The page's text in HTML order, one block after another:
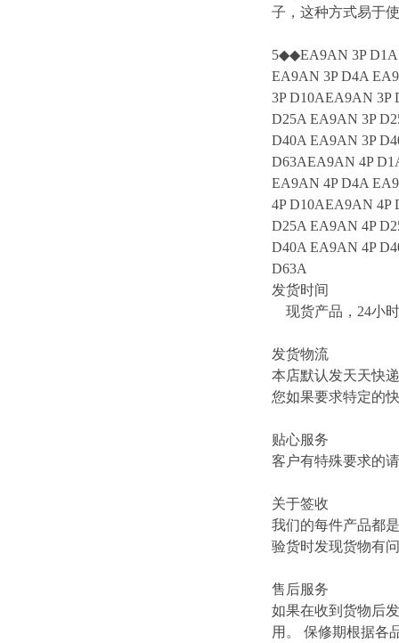
子，这种方式易于
5◆◆EA9AN 3P D1A
EA9AN 3P D4A
3P D10AEA9AN 3P
D25A EA9AN 3P
D40A EA9AN 3P
D63AEA9AN 4P
EA9AN 4P D4A
4P D10AEA9AN 4P
D25A EA9AN 4P
D40A EA9AN 4P
D63A
发货时间
现货产品，24小
发货物流
本店默认发天天快
您如果要求特定的
贴心服务
客户有特殊要求的
关于签收
我们的每件产品都
验货时发现货物有
售后服务
如果在收到货物后
用。 保修期根据各